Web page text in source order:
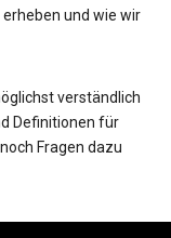
und wie wir
verständlich
Definitionen für
Fragen dazu